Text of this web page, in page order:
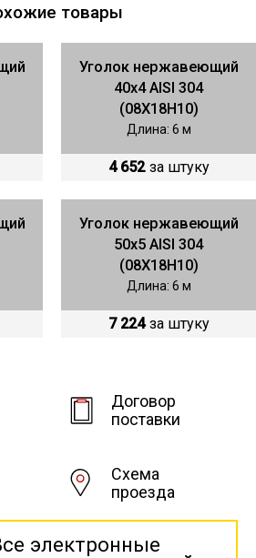
товары
Уголок нержавеющий
40х4 AISI 304
(08Х18Н10)
Длина: 6 м
4 652 за штуку
Уголок нержавеющий
50х5 AISI 304
(08Х18Н10)
Длина: 6 м
7 224 за штуку
Договор
поставки
Схема
проезда
электронные